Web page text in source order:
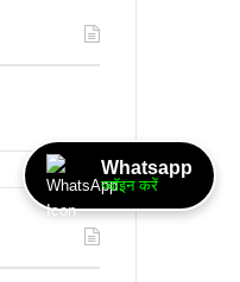
Whatsapp
ज्वॉइन करें